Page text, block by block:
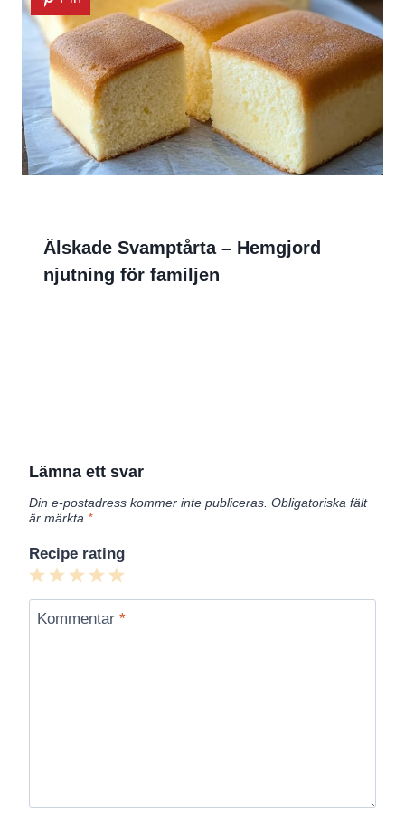
Älskade Svamptårta – Hemgjord
njutning för familjen
Lämna ett svar
Din e-postadress kommer inte publiceras. Obligatoriska fält
är märkta *
Recipe rating
5
Stars
4
Stars
3
Stars
2
Stars
1
Star
Kommentar *